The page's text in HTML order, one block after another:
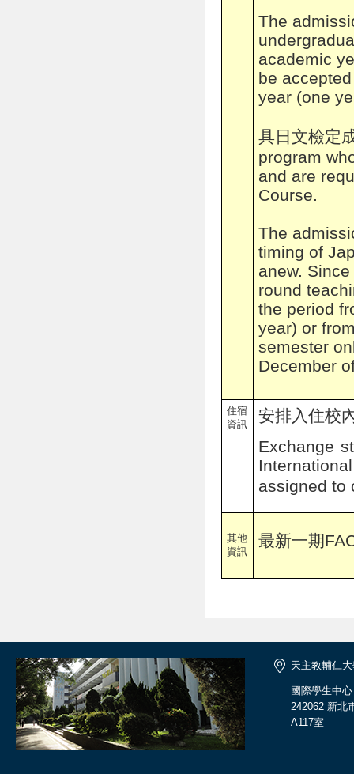
The
academic
be
year (one
具日文檢定
program
and are
Course.
The
timing of
anew.
round
the period
year) or
semester
December
住宿
資訊
安排入住校
Exchange
assigned to
其他
資訊
最新一期
天主教輔仁
國際學生中心
242062 新北
A117室